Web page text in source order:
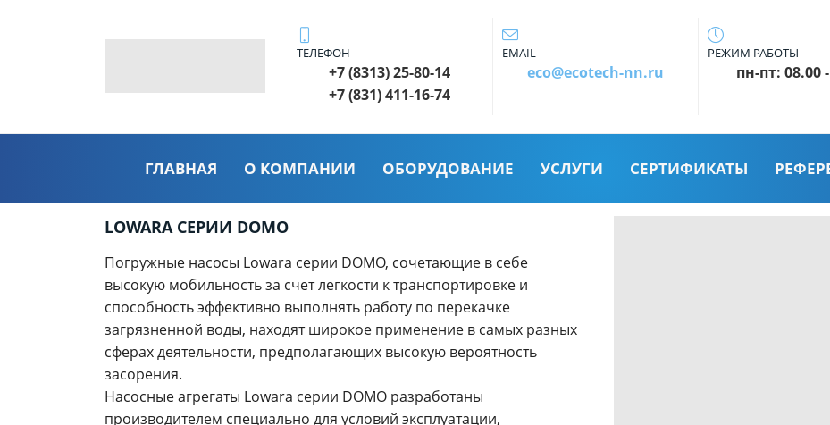
ТЕЛЕФОН
+7 (8313) 25-80-14
+7 (831) 411-16-74
EMAIL
eco@ecotech-nn.ru
РЕЖИМ РАБОТЫ
пн-пт: 08.00
ГЛАВНАЯ О КОМПАНИИ ОБОРУДОВАНИЕ УСЛУГИ СЕРТИФИКАТЫ
LOWARA СЕРИИ DOMO
Погружные насосы Lowara серии DOMO, сочетающие в себе
высокую мобильность за счет легкости к транспортировке и
способность эффективно выполнять работу по перекачке
загрязненной воды, находят широкое применение в самых разных
сферах деятельности, предполагающих высокую вероятность
засорения.
Насосные агрегаты Lowara серии DOMO разработаны
производителем специально для условий эксплуатации,